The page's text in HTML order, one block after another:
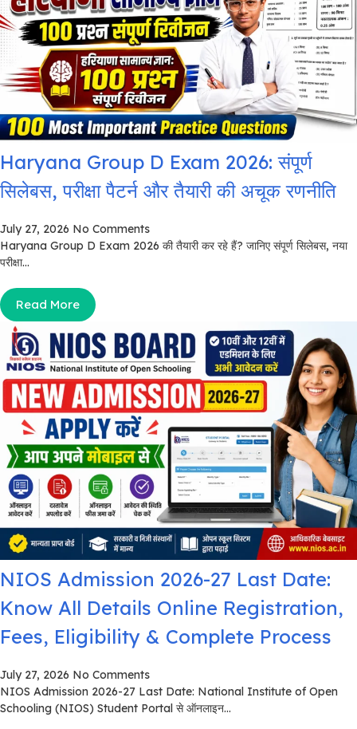
Haryana Group D Exam 2026: संपूर्ण
सिलेबस, परीक्षा पैटर्न और तैयारी की अचूक रणनीति
July 27, 2026 No Comments
Haryana Group D Exam 2026 की तैयारी कर रहे हैं? जानिए संपूर्ण सिलेबस, नया
परीक्षा...
Read More
NIOS Admission 2026-27 Last Date:
Know All Details Online Registration,
Fees, Eligibility & Complete Process
July 27, 2026 No Comments
NIOS Admission 2026-27 Last Date: National Institute of Open
Schooling (NIOS) Student Portal से ऑनलाइन...